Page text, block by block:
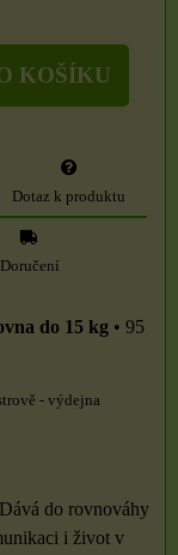
KOŠÍKU
Dotaz k produktu
Doručení
do 15 kg • 95
- výdejna
do rovnováhy
i život v